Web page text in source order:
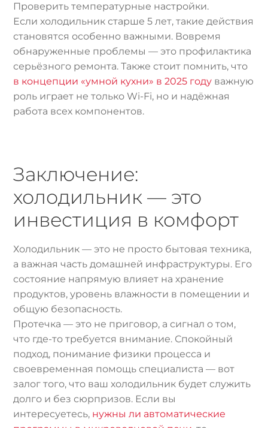
Проверить температурные настройки.
Если холодильник старше 5 лет, такие действия
становятся особенно важными. Вовремя
обнаруженные проблемы — это профилактика
серьёзного ремонта. Также стоит помнить, что
в концепции «умной кухни» в 2025 году важную
роль играет не только Wi-Fi, но и надёжная
работа всех компонентов.
Заключение:
холодильник — это
инвестиция в комфорт
Холодильник — это не просто бытовая техника,
а важная часть домашней инфраструктуры. Его
состояние напрямую влияет на хранение
продуктов, уровень влажности в помещении и
общую безопасность.
Протечка — это не приговор, а сигнал о том,
что где-то требуется внимание. Спокойный
подход, понимание физики процесса и
своевременная помощь специалиста — вот
залог того, что ваш холодильник будет служить
долго и без сюрпризов. Если вы
интересуетесь, нужны ли автоматические